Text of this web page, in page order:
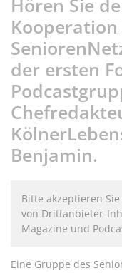
der ersten
Benjamin.
Bitte akzeptieren
von Drittanbieter-
Magazine und
Eine Gruppe des